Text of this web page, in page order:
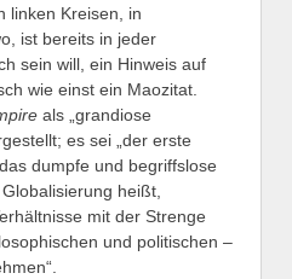
linken Kreisen, in
ist bereits in jeder
sein will, ein Hinweis auf
wie einst ein Maozitat.
als „grandiose
es sei „der erste
dumpfe und begriffslose
heißt,
mit der Strenge
und politischen –